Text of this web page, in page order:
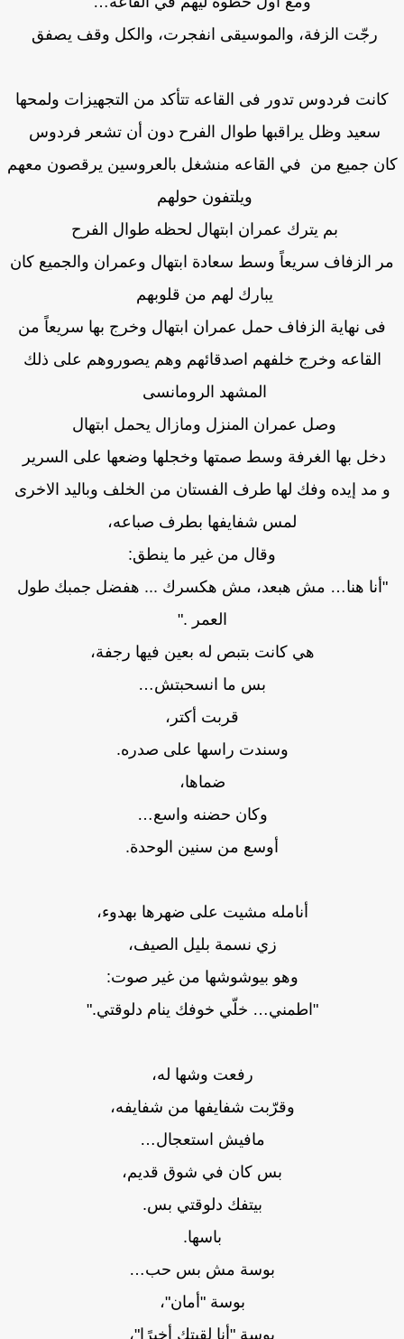
رجّت الزفة، والموسيقى انفجرت، والكل وقف يصفق
كانت فردوس تدور فى القاعه تتأكد من التجهيزات ولمحها
سعيد وظل يراقبها طوال الفرح دون أن تشعر فردوس
جميع من في القاعه منشغل بالعروسين يرقصون معهم
ويلتفون حولهم
بم يترك عمران ابتهال لحظه طوال الفرح
الزفاف سريعاً وسط سعادة ابتهال وعمران والجميع كان
يبارك لهم من قلوبهم
فى نهاية الزفاف حمل عمران ابتهال وخرج بها سريعاً من
القاعه وخرج خلفهم اصدقائهم وهم يصوروهم على ذلك
المشهد الرومانسى
وصل عمران المنزل ومازال يحمل ابتهال
دخل بها الغرفة وسط صمتها وخجلها وضعها على السرير
مد إيده وفك لها طرف الفستان من الخلف وباليد الاخرى
لمس شفايفها بطرف صباعه،
وقال من غير ما ينطق:
"أنا هنا… مش هبعد، مش هكسرك ... هفضل جمبك طول
العمر ."
هي كانت بتبص له بعين فيها رجفة،
بس ما انسحبتش…
قربت أكتر،
وسندت راسها على صدره.
ضماها،
وكان حضنه واسع…
أوسع من سنين الوحدة.
أنامله مشيت على ضهرها بهدوء،
زي نسمة بليل الصيف،
وهو بيوشوشها من غير صوت:
"اطمني… خلّي خوفك ينام دلوقتي."
رفعت وشها له،
وقرّبت شفايفها من شفايفه،
مافيش استعجال…
بس كان في شوق قديم،
بيتفك دلوقتي بس.
باسها.
بوسة مش بس حب…
بوسة "أمان"،
بوسة "أنا لقيتك أخيرًا"،